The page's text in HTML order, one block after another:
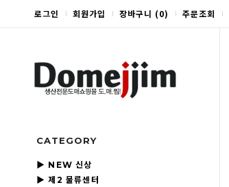
로그인 회원가입 장바구니 (0) 주문조회
CATEGORY
▶ NEW 신상
▶ 제2 물류센터